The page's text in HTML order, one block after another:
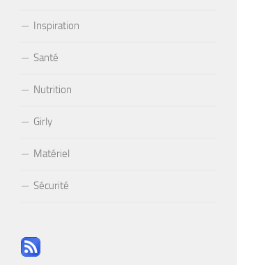
Inspiration
Santé
Nutrition
Girly
Matériel
Sécurité